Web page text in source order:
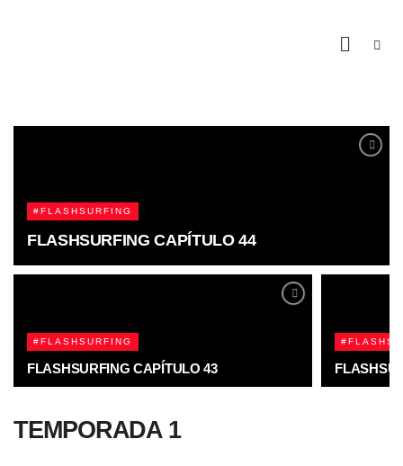
#FLASHSURFING
FLASHSURFING CAPÍTULO 44
#FLASHSURFING
FLASHSURFING CAPÍTULO 43
TEMPORADA 1